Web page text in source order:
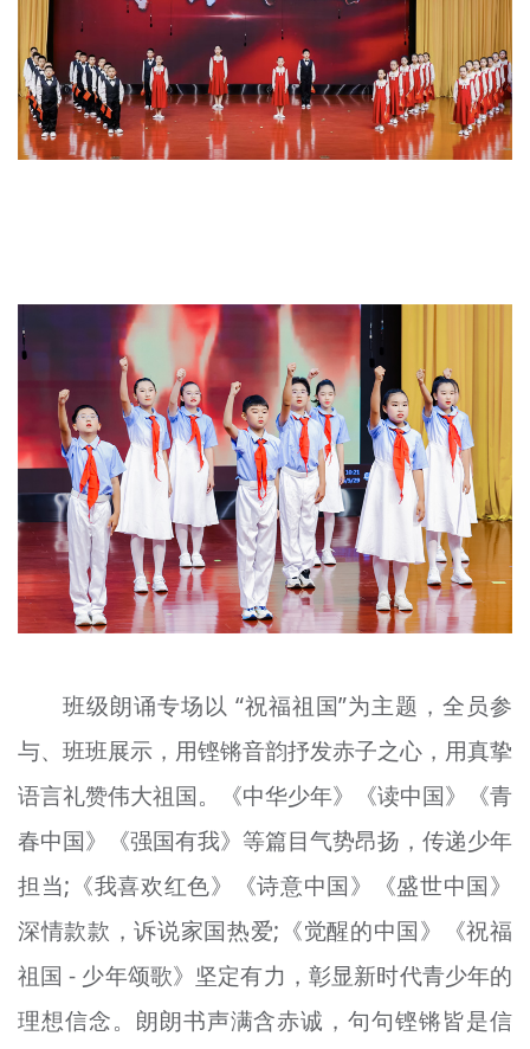
班级朗诵专场以 “祝福祖国”为主题，全员参
与、班班展示，用铿锵音韵抒发赤子之心，用真挚
语言礼赞伟大祖国。《中华少年》《读中国》《青
春中国》《强国有我》等篇目气势昂扬，传递少年
担当;《我喜欢红色》《诗意中国》《盛世中国》
深情款款，诉说家国热爱;《觉醒的中国》《祝福
祖国 - 少年颂歌》坚定有力，彰显新时代青少年的
理想信念。朗朗书声满含赤诚，句句铿锵皆是信